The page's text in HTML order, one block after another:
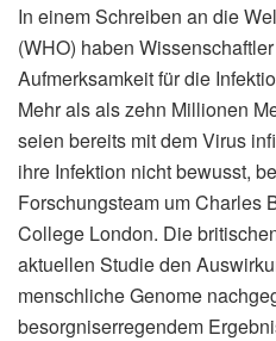
In einem Schreiben an die
(WHO) haben
Aufmerksamkeit für die
Mehr als als zehn Millionen
seien bereits mit dem Virus
ihre Infektion nicht bewusst,
Forschungsteam um Charles
College London. Die
aktuellen Studie den
menschliche Genome
besorgniserregendem